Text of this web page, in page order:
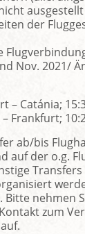
der
Nov. 2021/
– Catánia;
Frankfurt;
ab/bis
auf der o.g.
nehmen
zum